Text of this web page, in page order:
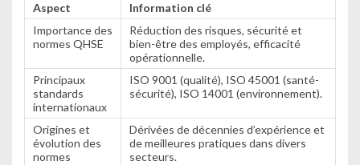
Aspect
Information clé
Importance des
normes QHSE
Réduction des risques, sécurité et
bien-être des employés, efficacité
opérationnelle.
Principaux
standards
internationaux
ISO 9001 (qualité), ISO 45001 (santé-
sécurité), ISO 14001 (environnement).
Origines et
évolution des
normes
Dérivées de décennies d’expérience et
de meilleures pratiques dans divers
secteurs.